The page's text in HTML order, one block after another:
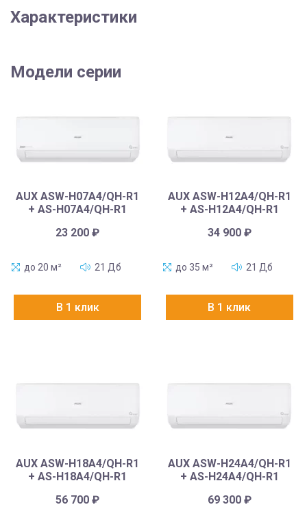
Характеристики
Модели серии
AUX ASW-H07A4/QH-R1
+ AS-H07A4/QH-R1
23 200₽
до 20 м² 21 Дб
В 1 клик
AUX ASW-H12A4/QH-R1
+ AS-H12A4/QH-R1
34 900 ₽
до 35 м² 21 Дб
В 1 клик
AUX ASW-H18A4/QH-R1
+ AS-H18A4/QH-R1
56 700₽
AUX ASW-H24A4/QH-R1
+ AS-H24A4/QH-R1
69 300 ₽